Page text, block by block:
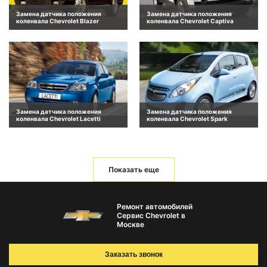
Замена датчика положения
коленвала Chevrolet Blazer
Замена датчика положения
коленвала Chevrolet Captiva
Замена датчика положения
коленвала Chevrolet Lacetti
Замена датчика положения
коленвала Chevrolet Spark
Показать еще
Ремонт автомобилей
Сервис Chevrolet в
Москве
Заказать звонок